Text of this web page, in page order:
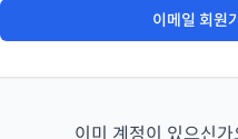
이메일 회원
이미 계정이 있으신가